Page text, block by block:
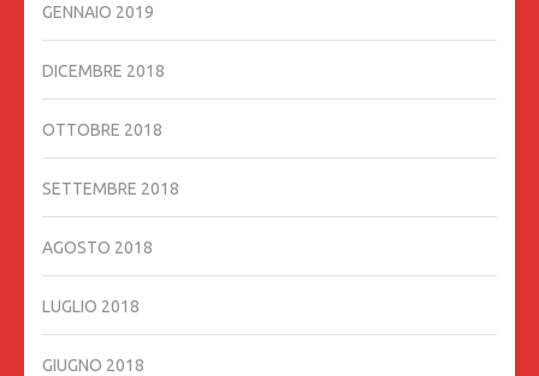
GENNAIO 2019
DICEMBRE 2018
OTTOBRE 2018
SETTEMBRE 2018
AGOSTO 2018
LUGLIO 2018
GIUGNO 2018